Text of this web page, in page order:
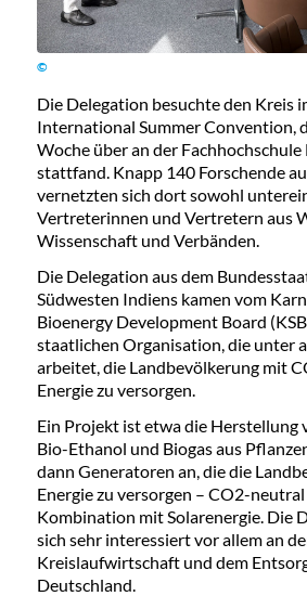
©
Die Delegation besuchte den Kreis
International Summer Convention,
Woche über an der
stattfand. Knapp 140 Forschende
vernetzten sich dort sowohl
Vertreterinnen und Vertretern aus
Wissenschaft und Verbänden.
Die Delegation aus dem
Südwesten Indiens kamen vom
Bioenergy Development Board
staatlichen Organisation, die unter
arbeitet, die Landbevölkerung mit
Energie zu versorgen.
Ein Projekt ist etwa die Herstellung
Bio-Ethanol und Biogas aus
dann Generatoren an, die die
Energie zu versorgen – CO2-
Kombination mit Solarenergie. Die
sich sehr interessiert vor allem an
Kreislaufwirtschaft und dem
Deutschland.